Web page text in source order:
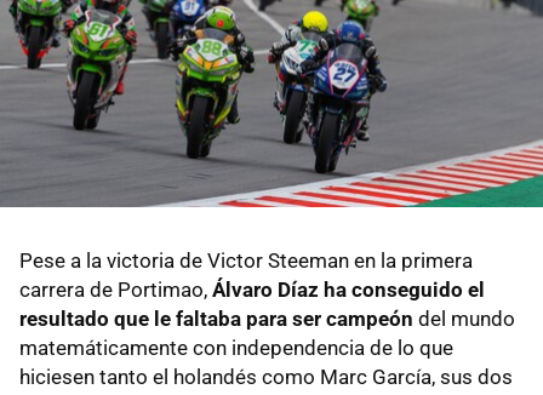
Pese a la victoria de Victor Steeman en la primera
carrera de Portimao, Álvaro Díaz ha conseguido el
resultado que le faltaba para ser campeón del mundo
matemáticamente con independencia de lo que
hiciesen tanto el holandés como Marc García, sus dos